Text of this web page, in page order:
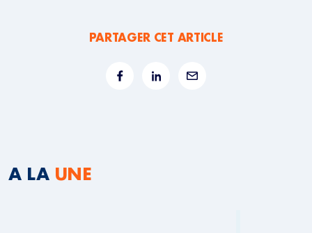
PARTAGER CET ARTICLE
A LA UNE